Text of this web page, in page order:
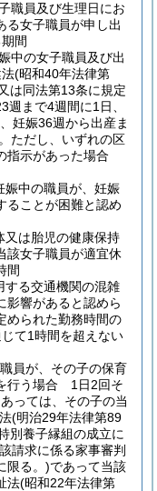
職員及び生理日にお
る女子職員が申し出
間
中の女子職員及び出
(昭和40年法律第
は同法第13条に規定
まで4週間に1日、
妊娠36週から出産ま
ただし、いずれの区
指示があった場合
娠中の職員が、妊娠
ることが困難と認め
又は胎児の健康保持
女子職員が適宜休
間
する交通機関の混雑
影響があると認めら
られた勤務時間の
て1時間を超えない
員が、その子の保育
行う場合 1日2回そ
っては、その子の当
(明治29年法律第89
別養子縁組の成立に
請求に係る家事審判
限る。)であって当該
法(昭和22年法律第